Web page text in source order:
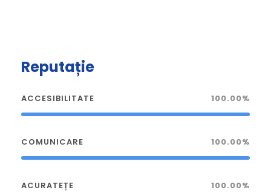
Reputație
ACCESIBILITATE 100.00%
COMUNICARE 100.00%
ACURATEȚE 100.00%